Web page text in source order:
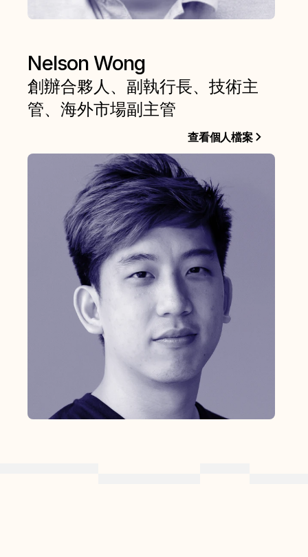
Nelson Wong
創辦合夥人、副執行長、技術主
管、海外市場副主管
查看個人檔案